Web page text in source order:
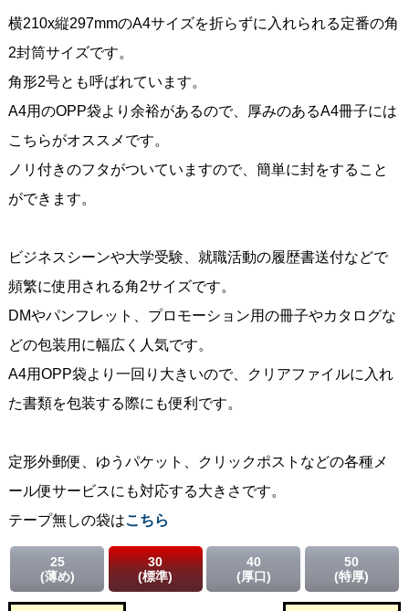
横210x縦297mmのA4サイズを折らずに入れられる定番の角
2封筒サイズです。
角形2号とも呼ばれています。
A4用のOPP袋より余裕があるので、厚みのあるA4冊子には
こちらがオススメです。
ノリ付きのフタがついていますので、簡単に封をすること
ができます。
ビジネスシーンや大学受験、就職活動の履歴書送付などで
頻繁に使用される角2サイズです。
DMやパンフレット、プロモーション用の冊子やカタログな
どの包装用に幅広く人気です。
A4用OPP袋より一回り大きいので、クリアファイルに入れ
た書類を包装する際にも便利です。
定形外郵便、ゆうパケット、クリックポストなどの各種メ
ール便サービスにも対応する大きさです。
テープ無しの袋はこちら
25
(薄め)
30
(標準)
40
(厚口)
50
(特厚)